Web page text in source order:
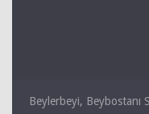
Beylerbeyi,